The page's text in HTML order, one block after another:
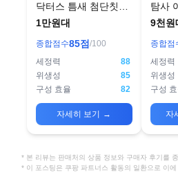
닥터스 틈새 첨단칫솔
어금니 뾰족형
1만원대
종합점수85점 /100
세정력
88
위생성
85
구성 효율
82
자세히 보기 →
탐사
족형
9천원
종합점
세정력
위생성
구성
자
* 본 리뷰는 판매처의 상품 정보와 구매자 후기를
* 이 포스팅은 쿠팡 파트너스 활동의 일환으로 이